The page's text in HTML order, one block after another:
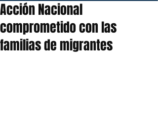
Acción Nacional
comprometido con las
familias de migrantes